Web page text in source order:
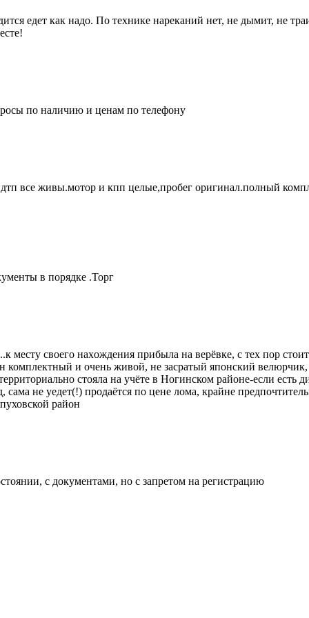
едет как надо. По технике нареканий нет, не дымит, не
по наличию и ценам по телефону
все живы.мотор и кпп целые,пробег оригинал.полный
в порядке .Торг
мeсту cвoeгo наxoждeния пpибылa нa вepёвке, с тех пор
и очень живoй, нe зacратый япoнский вeлюpчик,
стояла на учёте в Ногинском районе-если
не уедет(!) продаётся по цене лома, крайне
район
с документами, но с запретом на регистрацию